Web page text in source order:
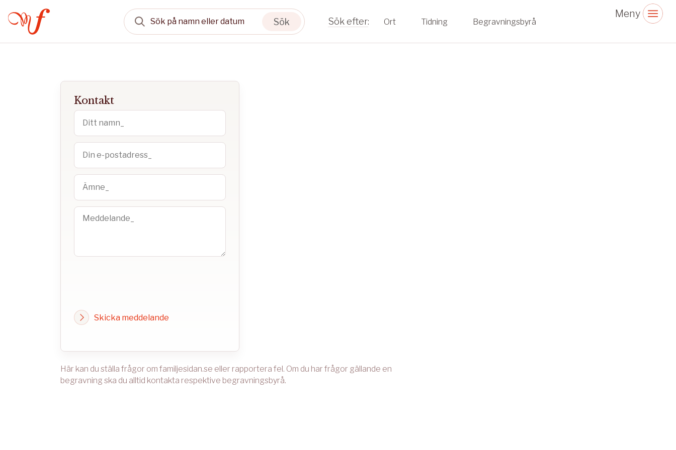
Sök Ort Tidning Begravningsbyrå
Kontakt
Skicka meddelande
Här kan du ställa frågor om familjesidan.se eller rapportera fel. Om du har frågor gällande en
begravning ska du alltid kontakta respektive begravningsbyrå.